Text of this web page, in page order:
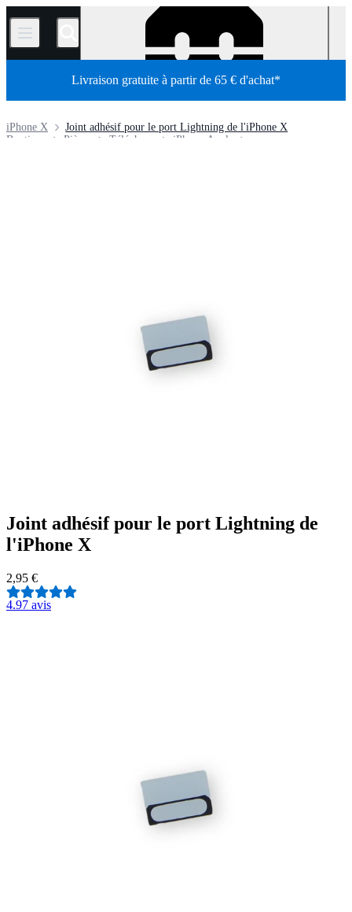
/
Livraison gratuite à partir de 65 € d'achat*
Joint adhésif pour le port Lightning de l'iPhone X
iPhone X
iPhone Apple
Téléphone
Pièces
Boutique
Joint adhésif pour le port Lightning de
l'iPhone X
2,95 €
4.97 avis